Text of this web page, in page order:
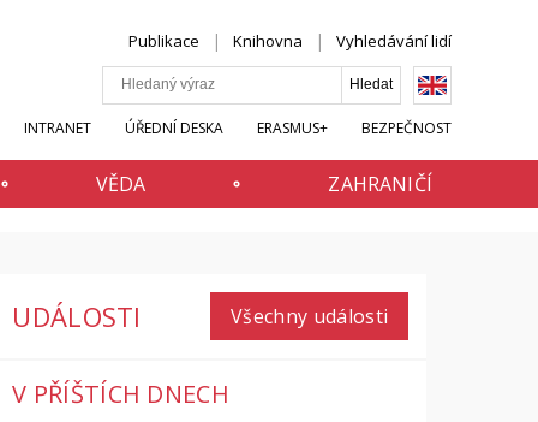
Publikace Knihovna Vyhledávání lidí
INTRANET ÚŘEDNÍ DESKA ERASMUS+ BEZPEČNOST
VĚDA ZAHRANIČÍ
UDÁLOSTI Všechny události
V PŘÍŠTÍCH DNECH